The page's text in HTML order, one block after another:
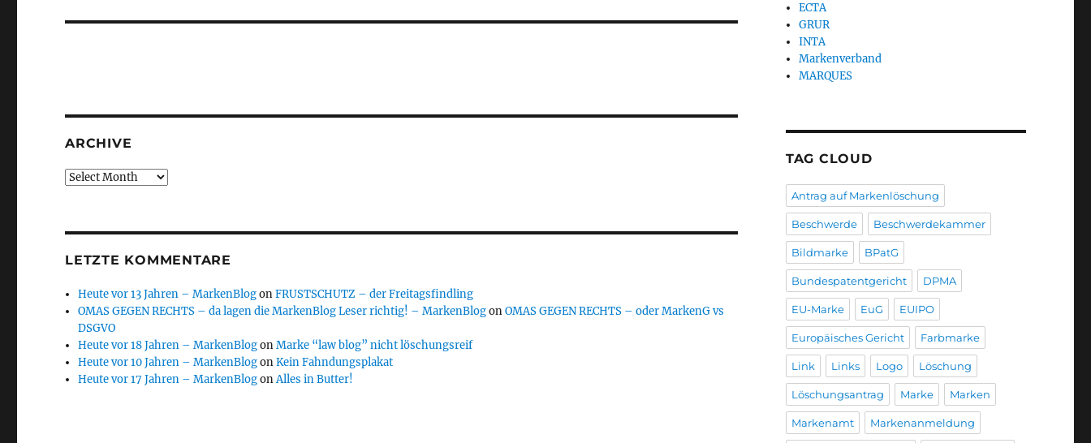
ARCHIVE
Archive
LETZTE KOMMENTARE
Heute vor 13 Jahren – MarkenBlogonFRUSTSCHUTZ – der Freitagsfindling
OMAS GEGEN RECHTS – da lagen die MarkenBlog Leser richtig! – MarkenBlogonOMAS GEGEN RECHTS – oder MarkenG vs
DSGVO
Heute vor 18 Jahren – MarkenBlogonMarke “law blog” nicht löschungsreif
Heute vor 10 Jahren – MarkenBlogonKein Fahndungsplakat
Heute vor 17 Jahren – MarkenBlogonAlles in Butter!
ECTA
GRUR
INTA
Markenverband
MARQUES
TAG CLOUD
Antrag auf Markenlöschung
Beschwerde Beschwerdekammer
Bildmarke BPatG
Bundespatentgericht DPMA
EU-Marke EuG EUIPO
Europäisches Gericht Farbmarke
Link Links Logo Löschung
Löschungsantrag Marke Marken
Markenamt Markenanmeldung